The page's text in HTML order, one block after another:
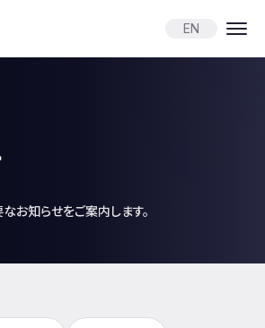
EN
お知らせをご案内します。